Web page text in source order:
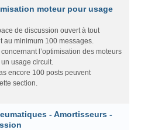
moteur pour usage
de discussion ouvert à tout
au minimum 100 messages.
l’optimisation des moteurs
usage circuit.
encore 100 posts peuvent
section.
- Amortisseurs -